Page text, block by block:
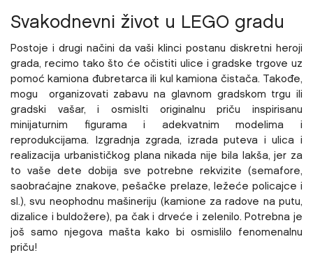
Svakodnevni život u LEGO gradu
Postoje i drugi načini da vaši klinci postanu diskretni heroji
grada, recimo tako što će očistiti ulice i gradske trgove uz
pomoć kamiona đubretarca ili kul kamiona čistača. Takođe,
mogu organizovati zabavu na glavnom gradskom trgu ili
gradski vašar, i osmislti originalnu priču inspirisanu
minijaturnim figurama i adekvatnim modelima i
reprodukcijama. Izgradnja zgrada, izrada puteva i ulica i
realizacija urbanističkog plana nikada nije bila lakša, jer za
to vaše dete dobija sve potrebne rekvizite (semafore,
saobraćajne znakove, pešačke prelaze, ležeće policajce i
sl.), svu neophodnu mašineriju (kamione za radove na putu,
dizalice i buldožere), pa čak i drveće i zelenilo. Potrebna je
još samo njegova mašta kako bi osmislilo fenomenalnu
priču!